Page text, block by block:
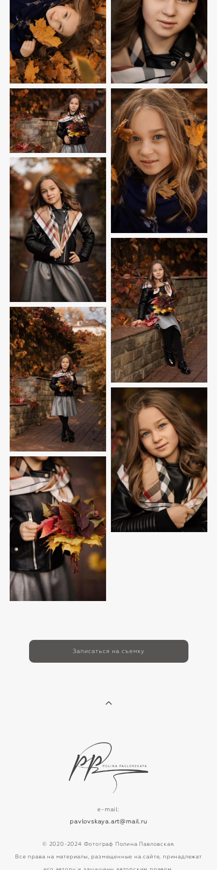
Записаться на съемку
e-mail:
pavlovskaya.art@mail.ru
© 2020-2024 Фотограф Полина Павловская.
Все права на материалы, размещенные на сайте, принадлежат